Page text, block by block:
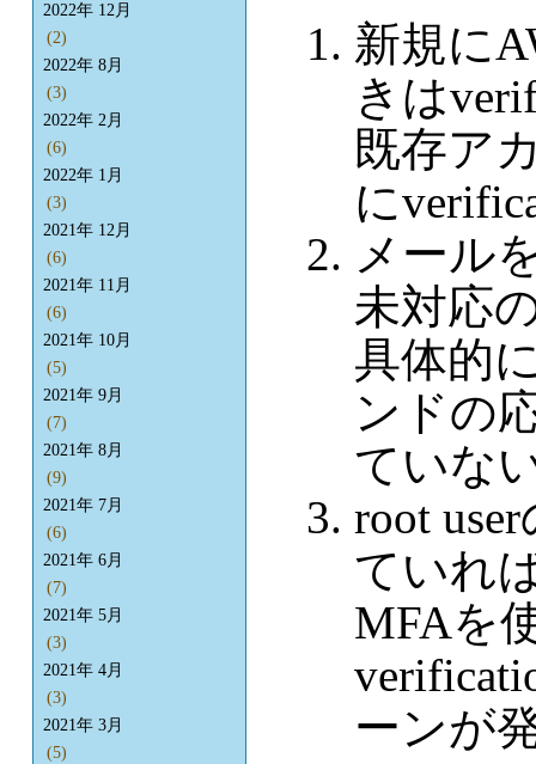
新規に
きは
既存ア
に
メール
未対応
具体的
ンドの
ていな
root
ていれ
MFAを
ーンが
2022年 12月
(2)
2022年 8月
(3)
2022年 2月
(6)
2022年 1月
(3)
2021年 12月
(6)
2021年 11月
(6)
2021年 10月
(5)
2021年 9月
(7)
2021年 8月
(9)
2021年 7月
(6)
2021年 6月
(7)
2021年 5月
(3)
2021年 4月
(3)
2021年 3月
(5)